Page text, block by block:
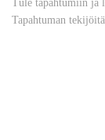
Tule tapahtumiin ja
Tapahtuman